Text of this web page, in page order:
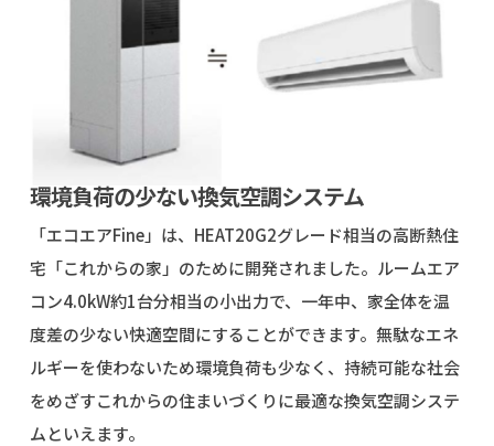
環境負荷の少ない換気空調システム
「エコエアFine」は、 HEAT20G2グレード相当の高断熱住
宅「これからの家」のために開発されました。ルームエア
コン4.0kW約1台分相当の小出力で、一年中、家全体を温
度差の少ない快適空間にすることができます。無駄なエネ
ルギーを使わないため環境負荷も少なく、持続可能な社会
をめざすこれからの住まいづくりに最適な換気空調システ
ムといえます。